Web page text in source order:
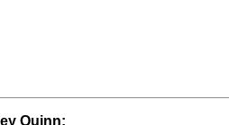
Quinn: